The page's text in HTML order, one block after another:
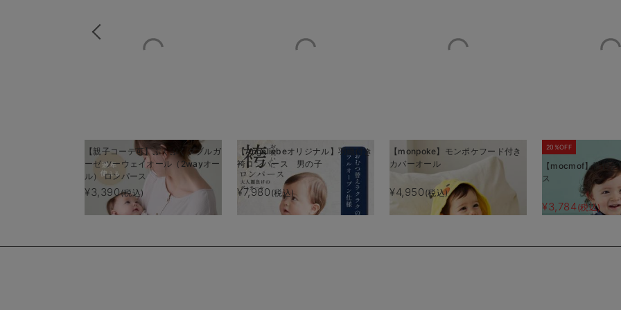
【親子コーデ可】ぷくぷくダブルガ
ーゼ ツーウェイオール（2wayオー
ル） ロンパース
¥3,390(税込)
【Angeliebeオリジナル】羽織付き
袴ロンパース 男の子
¥7,980 (税込)
【monpoke】モンポケフード付き
カバーオール
¥4,950 (税込)
20%OFF
【mocmof】帯付
ス
¥3,784(税込)